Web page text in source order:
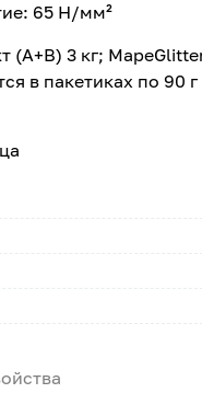
65 Н/мм²
(А+В) 3 кг;
в пакетиках по 90